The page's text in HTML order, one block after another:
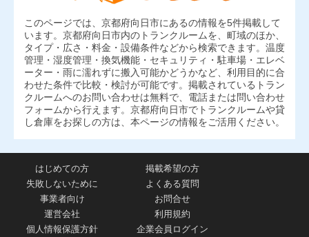
このページでは、京都府向日市にあるの情報を5件掲載して
います。京都府向日市内のトランクルームを、町域のほか、
タイプ・広さ・料金・設備条件などから検索できます。温度
管理・湿度管理・換気機能・セキュリティ・駐車場・エレベ
ーター・雨に濡れずに搬入可能かどうかなど、利用目的に合
わせた条件で比較・検討が可能です。掲載されているトラン
クルームへのお問い合わせは無料で、電話または問い合わせ
フォームから行えます。京都府向日市でトランクルームや貸
し倉庫をお探しの方は、本ページの情報をご活用ください。
はじめての方
掲載希望の方
失敗しないために
よくある質問
事業者向け
お問合せ
運営会社
利用規約
個人情報保護方針
企業会員ログイン